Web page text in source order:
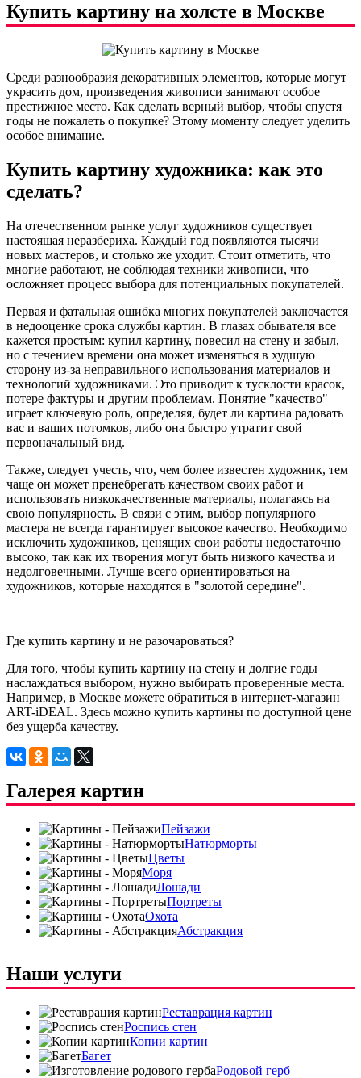
Купить картину на холсте в Москве
Среди разнообразия декоративных элементов, которые могут
украсить дом, произведения живописи занимают особое
престижное место. Как сделать верный выбор, чтобы спустя
годы не пожалеть о покупке? Этому моменту следует уделить
особое внимание.
Купить картину художника: как это
сделать?
На отечественном рынке услуг художников существует
настоящая неразбериха. Каждый год появляются тысячи
новых мастеров, и столько же уходит. Стоит отметить, что
многие работают, не соблюдая техники живописи, что
осложняет процесс выбора для потенциальных покупателей.
Первая и фатальная ошибка многих покупателей заключается
в недооценке срока службы картин. В глазах обывателя все
кажется простым: купил картину, повесил на стену и забыл,
но с течением времени она может изменяться в худшую
сторону из-за неправильного использования материалов и
технологий художниками. Это приводит к тусклости красок,
потере фактуры и другим проблемам. Понятие "качество"
играет ключевую роль, определяя, будет ли картина радовать
вас и ваших потомков, либо она быстро утратит свой
первоначальный вид.
Также, следует учесть, что, чем более известен художник, тем
чаще он может пренебрегать качеством своих работ и
использовать низкокачественные материалы, полагаясь на
свою популярность. В связи с этим, выбор популярного
мастера не всегда гарантирует высокое качество. Необходимо
исключить художников, ценящих свои работы недостаточно
высоко, так как их творения могут быть низкого качества и
недолговечными. Лучше всего ориентироваться на
художников, которые находятся в "золотой середине".
Где купить картину и не разочароваться?
Для того, чтобы купить картину на стену и долгие годы
наслаждаться выбором, нужно выбирать проверенные места.
Например, в Москве можете обратиться в интернет-магазин
ART-iDEAL. Здесь можно купить картины по доступной цене
без ущерба качеству.
Галерея картин
Пейзажи
Натюрморты
Цветы
Моря
Лошади
Портреты
Охота
Абстракция
Наши услуги
Реставрация картин
Роспись стен
Копии картин
Багет
Родовой герб